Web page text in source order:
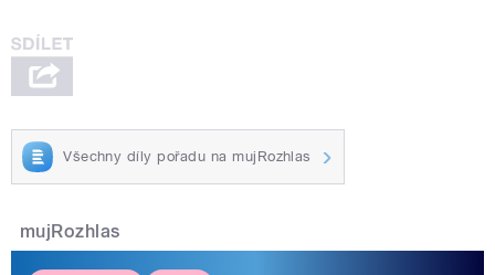
Všechny díly pořadu na mujRozhlas
mujRozhlas